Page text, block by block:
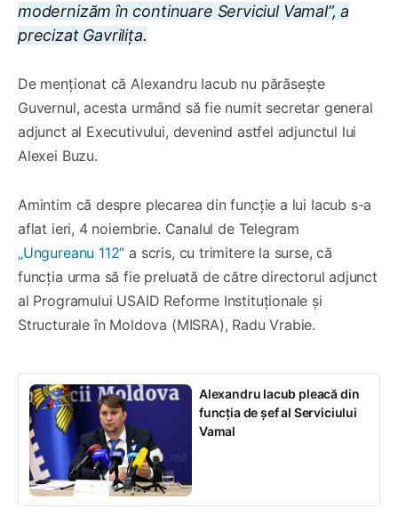
modernizăm în continuare Serviciul Vamal”, a
precizat Gavrilița.
De menționat că Alexandru Iacub nu părăsește
Guvernul, acesta urmând să fie numit secretar general
adjunct al Executivului, devenind astfel adjunctul lui
Alexei Buzu.
Amintim că despre plecarea din funcție a lui Iacub s-a
aflat ieri, 4 noiembrie. Canalul de Telegram
„Ungureanu 112” a scris, cu trimitere la surse, că
funcția urma să fie preluată de către directorul adjunct
al Programului USAID Reforme Instituționale și
Structurale în Moldova (MISRA), Radu Vrabie.
Alexandru Iacub pleacă din
funcția de șef al Serviciului
Vamal